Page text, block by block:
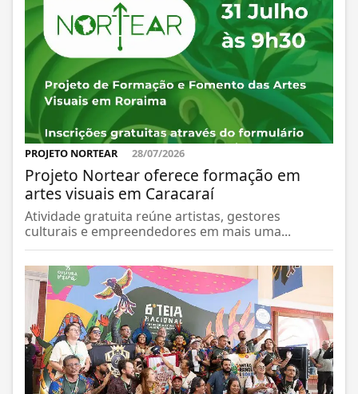
PROJETO NORTEAR 28/07/2026
Projeto Nortear oferece formação em
artes visuais em Caracaraí
Atividade gratuita reúne artistas, gestores
culturais e empreendedores em mais uma...